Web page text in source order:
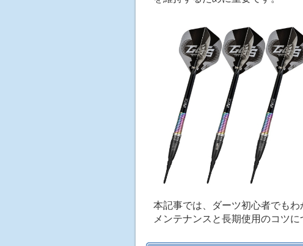
本記事では、ダーツ初心者でも
メンテナンスと長期使用のコツに